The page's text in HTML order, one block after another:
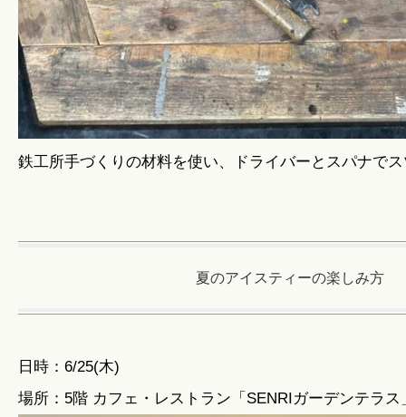
鉄工所手づくりの材料を使い、ドライバーとスパナで
夏のアイスティーの楽しみ方
日時：6/25(木)
場所：5階 カフェ・レストラン「SENRIガーデンテラス